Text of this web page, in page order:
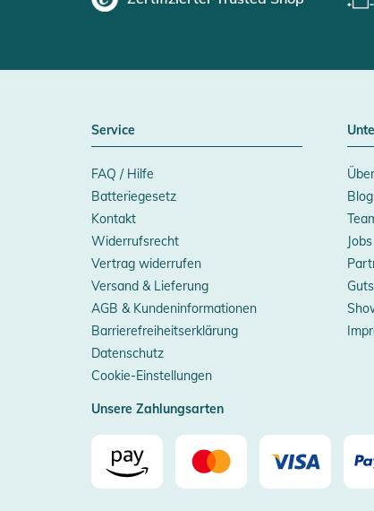
Service
FAQ / Hilfe
Batteriegesetz
Kontakt
Widerrufsrecht
Vertrag widerrufen
Versand & Lieferung
AGB & Kundeninformationen
Barrierefreiheitserklärung
Datenschutz
Cookie-Einstellungen
Blog
Jobs
Unsere Zahlungsarten